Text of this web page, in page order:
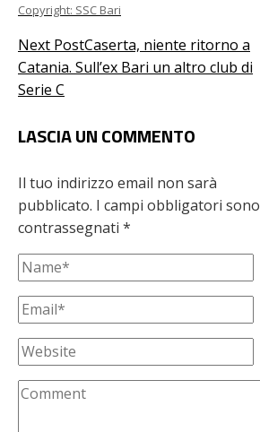
Copyright: SSC Bari
Next PostCaserta, niente ritorno a
Catania. Sull’ex Bari un altro club di
Serie C
LASCIA UN COMMENTO
Il tuo indirizzo email non sarà
pubblicato. I campi obbligatori sono
contrassegnati *